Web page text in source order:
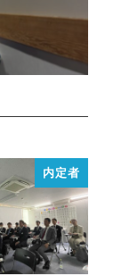
内定者